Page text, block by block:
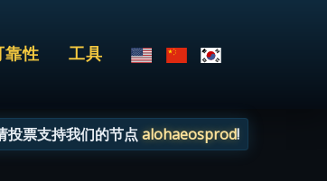
靠性 工具
投票支持我们的节点alohaeosprod!